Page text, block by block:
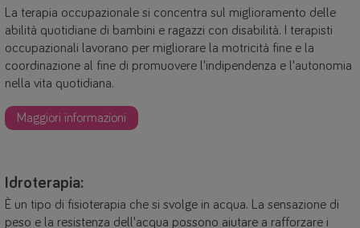
La terapia occupazionale si concentra sul miglioramento delle
abilità quotidiane di bambini e ragazzi con disabilità. I terapisti
occupazionali lavorano per migliorare la motricità fine e la
coordinazione al fine di promuovere l'indipendenza e l'autonomia
nella vita quotidiana.
Maggiori informazioni
Idroterapia:
È un tipo di fisioterapia che si svolge in acqua. La sensazione di
peso e la resistenza dell'acqua possono aiutare a rafforzare i